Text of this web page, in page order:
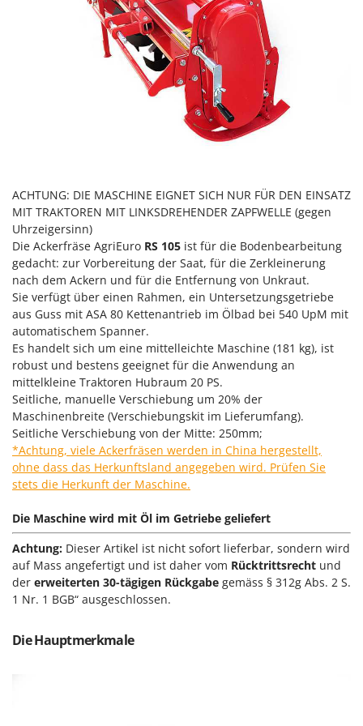
Heckenscheren
Heißluftfritteusen
Heizkanonen und Elektroheizer
Hochdruckreiniger
Holzbacköfen Außenbereich für Pizza und Braten
K
Kabelpflüge für die Drainage
Kartoffellegemaschine für Traktoren
Kartoffelroder für Traktoren
Kehrmaschinen
Kettensägen
Kippbare Heckschaufeln für Traktoren
Klimaanlagen – Klimageräte
Knetmaschinen
Knochensägen
Kompressoren - elektrisch
Kompressoren für Ernte und Baumschnitt
Kreiseleggen
Küchenreiben - elektrisch
Kükenaufzuchtboxen
L
Laderampe aus Aluminium
Laubsauger auf Rädern
DeWalt
Di Martino
Diavola Pro
Diesse
Docma
Dominion
Dreame
E
Echo
EcoFlow
Edilmark
Effeuno
Elegen
Energy Gruppi
Enotecnica Pillan
Eschenfelder
Eurosystems
ACHTUNG: DIE MASCHINE EIGNET SICH NUR FÜR DEN EINSATZ
MIT TRAKTOREN MIT LINKSDREHENDER ZAPFWELLE (gegen
Uhrzeigersinn)
Die Ackerfräse AgriEuro RS 105 ist für die Bodenbearbeitung
gedacht: zur Vorbereitung der Saat, für die Zerkleinerung
nach dem Ackern und für die Entfernung von Unkraut.
Sie verfügt über einen Rahmen, ein Untersetzungsgetriebe
aus Guss mit ASA 80 Kettenantrieb im Ölbad bei 540 UpM mit
automatischem Spanner.
Es handelt sich um eine mittelleichte Maschine (181 kg), ist
robust und bestens geeignet für die Anwendung an
mittelkleine Traktoren Hubraum 20 PS.
Seitliche, manuelle Verschiebung um 20% der
Maschinenbreite (Verschiebungskit im Lieferumfang).
Seitliche Verschiebung von der Mitte: 250mm;
*Achtung, viele Ackerfräsen werden in China hergestellt,
ohne dass das Herkunftsland angegeben wird. Prüfen Sie
stets die Herkunft der Maschine.
Die Maschine wird mit Öl im Getriebe geliefert
Achtung: Dieser Artikel ist nicht sofort lieferbar, sondern wird
auf Mass angefertigt und ist daher vom Rücktrittsrecht und
der erweiterten 30-tägigen Rückgabe gemäss § 312g Abs. 2 S.
1 Nr. 1 BGB“ ausgeschlossen.
Die Hauptmerkmale